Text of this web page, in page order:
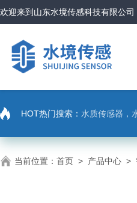
欢迎来到 山东水境传感科技有限公司
HOT热门搜索： 水质传感器，
当前位置： 首页 > 产品中心 >